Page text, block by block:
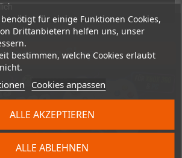
für einige Funktionen Cookies,
Drittanbietern helfen uns, unser
bestimmen, welche Cookies erlaubt
Cookies anpassen
ALLE ABLEHNEN
ALLE AKZEPTIEREN
Neues vom Shop